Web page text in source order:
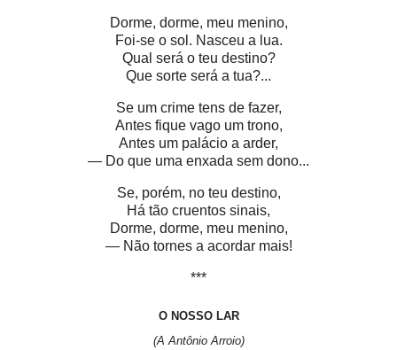
Dorme, dorme, meu menino,
Foi-se o sol. Nasceu a lua.
Qual será o teu destino?
Que sorte será a tua?...
Se um crime tens de fazer,
Antes fique vago um trono,
Antes um palácio a arder,
— Do que uma enxada sem dono...
Se, porém, no teu destino,
Há tão cruentos sinais,
Dorme, dorme, meu menino,
— Não tornes a acordar mais!
***
O NOSSO LAR
(A Antônio Arroio)